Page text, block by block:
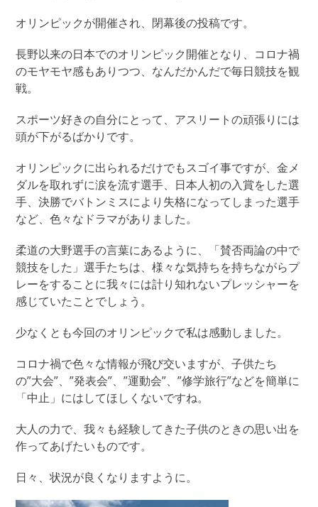
オリンピックが開催され、閉幕後の投稿です。
長野以来の日本でのオリンピック開催となり、コロナ禍
のモヤモヤ感もありつつ、なんだかんだで毎日競技を観
戦。
スポーツ好きの自分にとって、アスリートの頑張りには
頭が下がるばかりです。
オリンピックに出られるだけでもスゴイ事ですが、金メ
ダルを取れずに涙を流す選手、日本人初の入賞をした選
手、決勝でバトンミスにより失格になってしまった選手
など、色々なドラマがありました。
柔道の大野選手の言葉にあるように、「賛否両論の中で
競技をした」選手たちは、様々な気持ちを持ちながらプ
レーをすることに我々には計り知れないプレッシャーを
感じていたことでしょう。
少なくとも今回のオリンピックで私は感動しました。
コロナ禍で色々な情報が飛び交いますが、子供たち
の”大会”、”発表会”、”運動会”、”修学旅行”などを簡単に
「中止」にはしてほしくないですね。
大人の力で、我々も経験してきた子供のときの思い出を
作ってあげたいものです。
日々、状況が良くなりますように。